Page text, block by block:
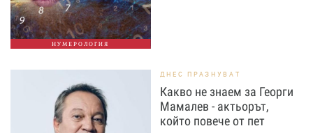
НУМЕРОЛОГИЯ
ДНЕС ПРАЗНУВАТ
Какво не знаем за Георги
Мамалев - актьорът,
който повече от пет